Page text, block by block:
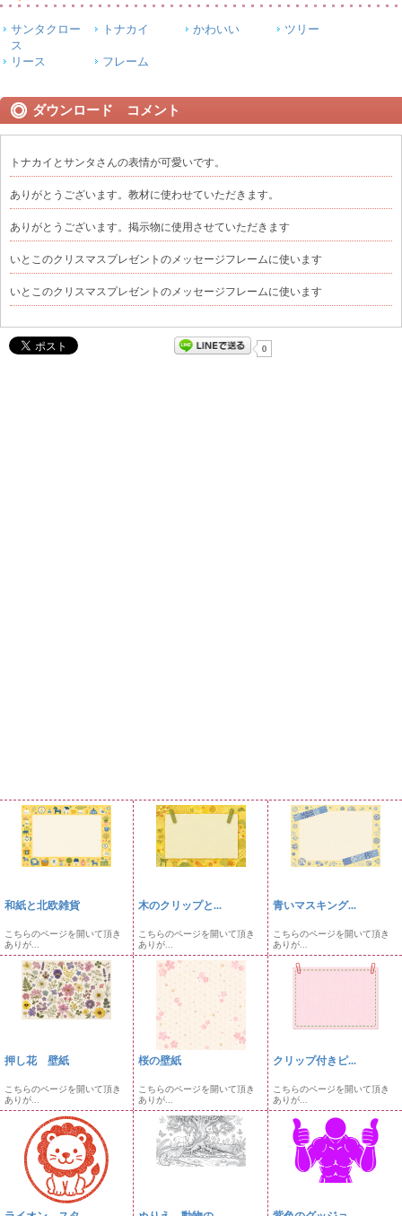
サンタクロー
ス
トナカイ かわいい ツリー
リース フレーム
ダウンロード コメント
トナカイとサンタさんの表情が可愛いです。
ありがとうございます。教材に使わせていただきます。
ありがとうございます。掲示物に使用させていただきます
いとこのクリスマスプレゼントのメッセージフレームに使います
いとこのクリスマスプレゼントのメッセージフレームに使います
0
和紙と北欧雑貨
こちらのページを開いて頂き
ありが...
木のクリップと...
こちらのページを開いて頂き
ありが...
青いマスキング...
こちらのページを開いて頂き
ありが...
押し花 壁紙
こちらのページを開いて頂き
ありが...
桜の壁紙
こちらのページを開いて頂き
ありが...
クリップ付きピ...
こちらのページを開いて頂き
ありが...